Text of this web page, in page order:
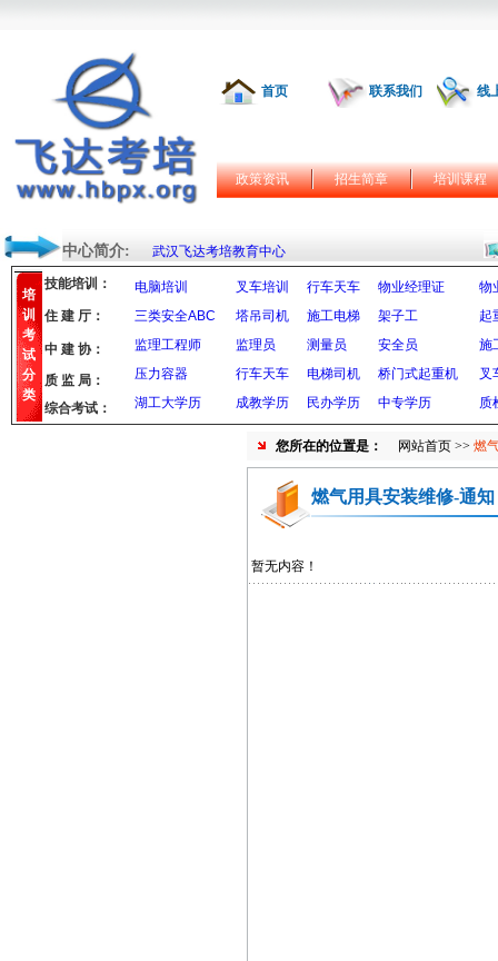
首页 联系我们 线
政策资讯 招生简章 培训课程
中心简介: 武汉飞达考培教育中心
培
训
考
试
分
类
技能培训： 电脑培训 叉车培训 行车天车 物业经理证
物
三类安全ABC
塔吊司机 施工电梯 架子工
起
监理工程师
监理员 测量员 安全员
施
压力容器
行车天车 电梯司机 桥门式起重机
叉
湖工大学历
成教学历 民办学历 中专学历 质
住 建 厅：
中 建 协：
质 监 局：
综合考试：
您所在的位置是： 网站首页 >> 燃
燃气用具安装维修-通知
暂无内容！